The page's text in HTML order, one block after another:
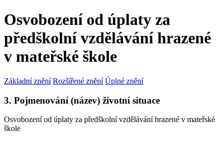
Osvobození od úplaty za
předškolní vzdělávání hrazené
v mateřské škole
Základní znění Rozšířené znění Úplné znění
3. Pojmenování (název) životní situace
Osvobození od úplaty za předškolní vzdělávání hrazené v mateřské
škole